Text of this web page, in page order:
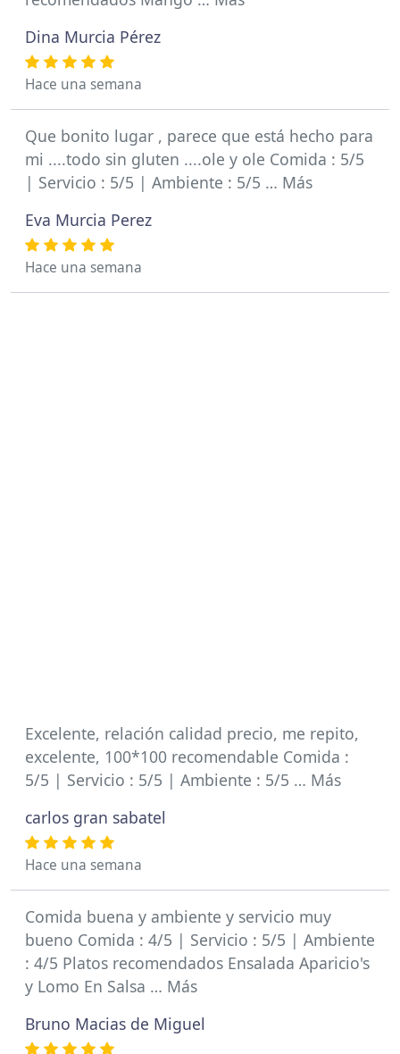
Dina Murcia Pérez
Hace una semana
Que bonito lugar , parece que está hecho para
mi ....todo sin gluten ....ole y ole Comida : 5/5
| Servicio : 5/5 | Ambiente : 5/5 … Más
Eva Murcia Perez
Hace una semana
Excelente, relación calidad precio, me repito,
excelente, 100*100 recomendable Comida :
5/5 | Servicio : 5/5 | Ambiente : 5/5 … Más
carlos gran sabatel
Hace una semana
Comida buena y ambiente y servicio muy
bueno Comida : 4/5 | Servicio : 5/5 | Ambiente
: 4/5 Platos recomendados Ensalada Aparicio's
y Lomo En Salsa … Más
Bruno Macias de Miguel